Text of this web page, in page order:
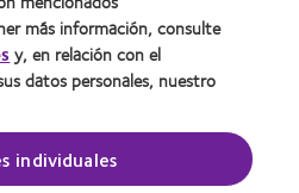
Reporting
más información, consulte
y, en relación con el
datos personales, nuestro
individuales